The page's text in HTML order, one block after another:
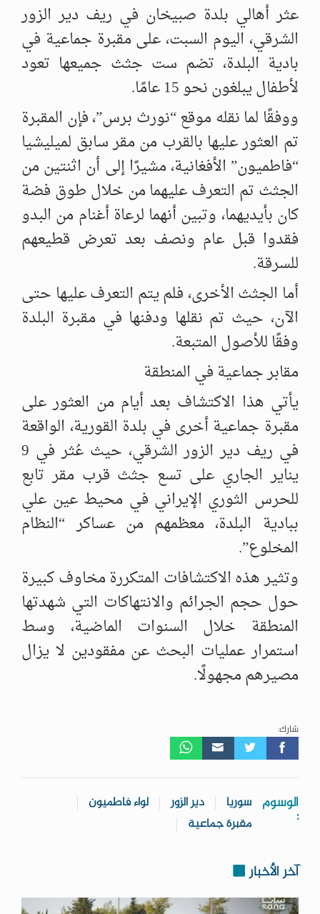
عثر أهالي بلدة صبيخان في ريف دير الزور
الشرقي، اليوم السبت، على مقبرة جماعية في
بادية البلدة، تضم ست جثث جميعها تعود
لأطفال يبلغون نحو 15 عامًا.
ووفقًا لما نقله موقع “نورث برس”، فإن المقبرة
تم العثور عليها بالقرب من مقر سابق لميليشيا
“فاطميون” الأفغانية، مشيرًا إلى أن اثنتين من
الجثث تم التعرف عليهما من خلال طوق فضة
كان بأيديهما، وتبين أنهما لرعاة أغنام من البدو
فقدوا قبل عام ونصف بعد تعرض قطيعهم
للسرقة.
أما الجثث الأخرى، فلم يتم التعرف عليها حتى
الآن، حيث تم نقلها ودفنها في مقبرة البلدة
وفقًا للأصول المتبعة.
مقابر جماعية في المنطقة
يأتي هذا الاكتشاف بعد أيام من العثور على
مقبرة جماعية أخرى في بلدة القورية، الواقعة
في ريف دير الزور الشرقي، حيث عُثر في 9
يناير الجاري على تسع جثث قرب مقر تابع
للحرس الثوري الإيراني في محيط عين علي
ببادية البلدة، معظمهم من عساكر “النظام
المخلوع”.
وتثير هذه الاكتشافات المتكررة مخاوف كبيرة
حول حجم الجرائم والانتهاكات التي شهدتها
المنطقة خلال السنوات الماضية، وسط
استمرار عمليات البحث عن مفقودين لا يزال
مصيرهم مجهولًا.
شارك:
الوسوم
:
سوريا دير الزور
لواء فاطميون
مقبرة جماعية
آخر الأخبار